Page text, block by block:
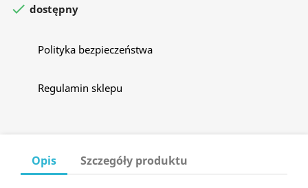
 dostępny
Polityka bezpieczeństwa
Regulamin sklepu
Opis Szczegóły produktu